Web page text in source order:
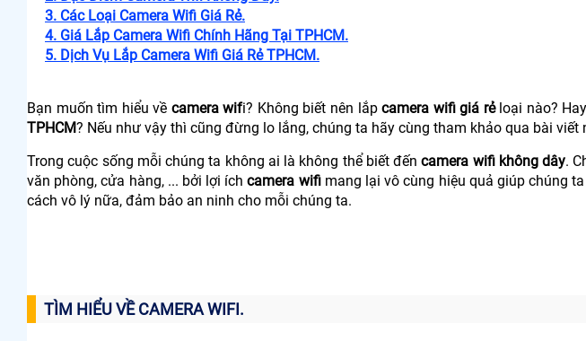
3. Các Loại Camera Wifi Giá Rẻ.
4. Giá Lắp Camera Wifi Chính Hãng Tại TPHCM.
5. Dịch Vụ Lắp Camera Wifi Giá Rẻ TPHCM.
Bạn muốn tìm hiểu về camera wifi? Không biết nên lắpcamera wifi giá rẻloại nào?
TPHCM? Nếu như vậy thì cũng đừng lo lắng, chúng ta hãy cùng tham khảo qua bài viết
Trong cuộc sống mỗi chúng ta không ai là không thể biết đếncamera wifi không dây.
văn phòng, cửa hàng, ... bởi lợi íchcamera wifimang lại vô cùng hiệu quả giúp chúng
cách vô lý nữa, đảm bảo an ninh cho mỗi chúng ta.
TÌM HIỂU VỀ CAMERA WIFI.